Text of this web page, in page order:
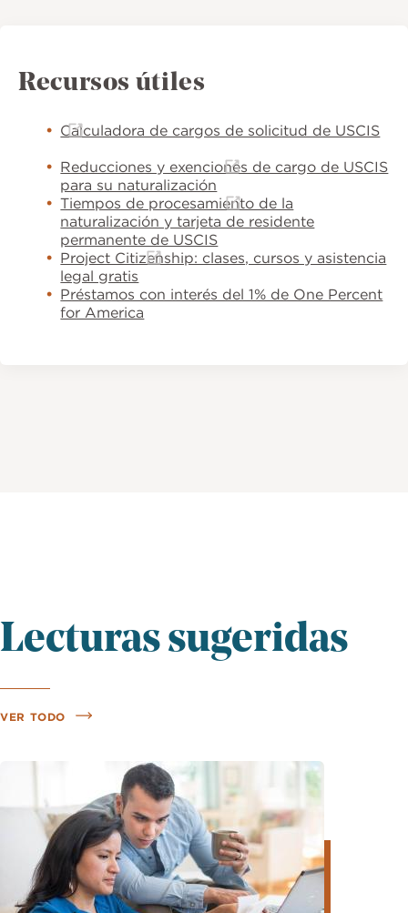
Recursos útiles
Calculadora de cargos de solicitud de USCIS
Reducciones y exenciones de cargo de USCIS
para su naturalización
Tiempos de procesamiento de la
naturalización y tarjeta de residente
permanente de USCIS
Project Citizenship: clases, cursos y asistencia
legal gratis
Préstamos con interés del 1% de One Percent
for America
Lecturas sugeridas
VER TODO